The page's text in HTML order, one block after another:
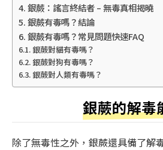
銀蕨：謠言終結者 – 無毒真相揭曉
銀蕨有毒嗎？結論
銀蕨有毒嗎？常見問題快速FAQ
銀蕨對貓有毒嗎？
銀蕨對狗有毒嗎？
銀蕨對人類有毒嗎？
銀蕨的解毒
除了無毒性之外，銀蕨還具備了解